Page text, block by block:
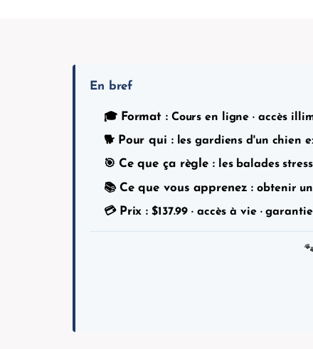
En bref
🎓 Format :Cours en ligne · accès
🐕 Pour qui :les gardiens d'un chien
🎯 Ce que ça règle :les balades
📚 Ce que vous apprenez : obtenir
💳 Prix : $137.99 · accès à vie ·